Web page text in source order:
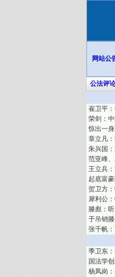
网站公
公法评
崔卫平
荣剑：
惊出一
章立凡
朱兴国
范亚峰
王立兵
起底富
贺卫方
犀利公
滕彪：
于吊销
张千帆
季卫东
国法学
杨凤岗